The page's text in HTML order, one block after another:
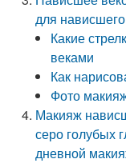
для
Какие
веками
Как
Фото
Макияж
серо голубых
дневной